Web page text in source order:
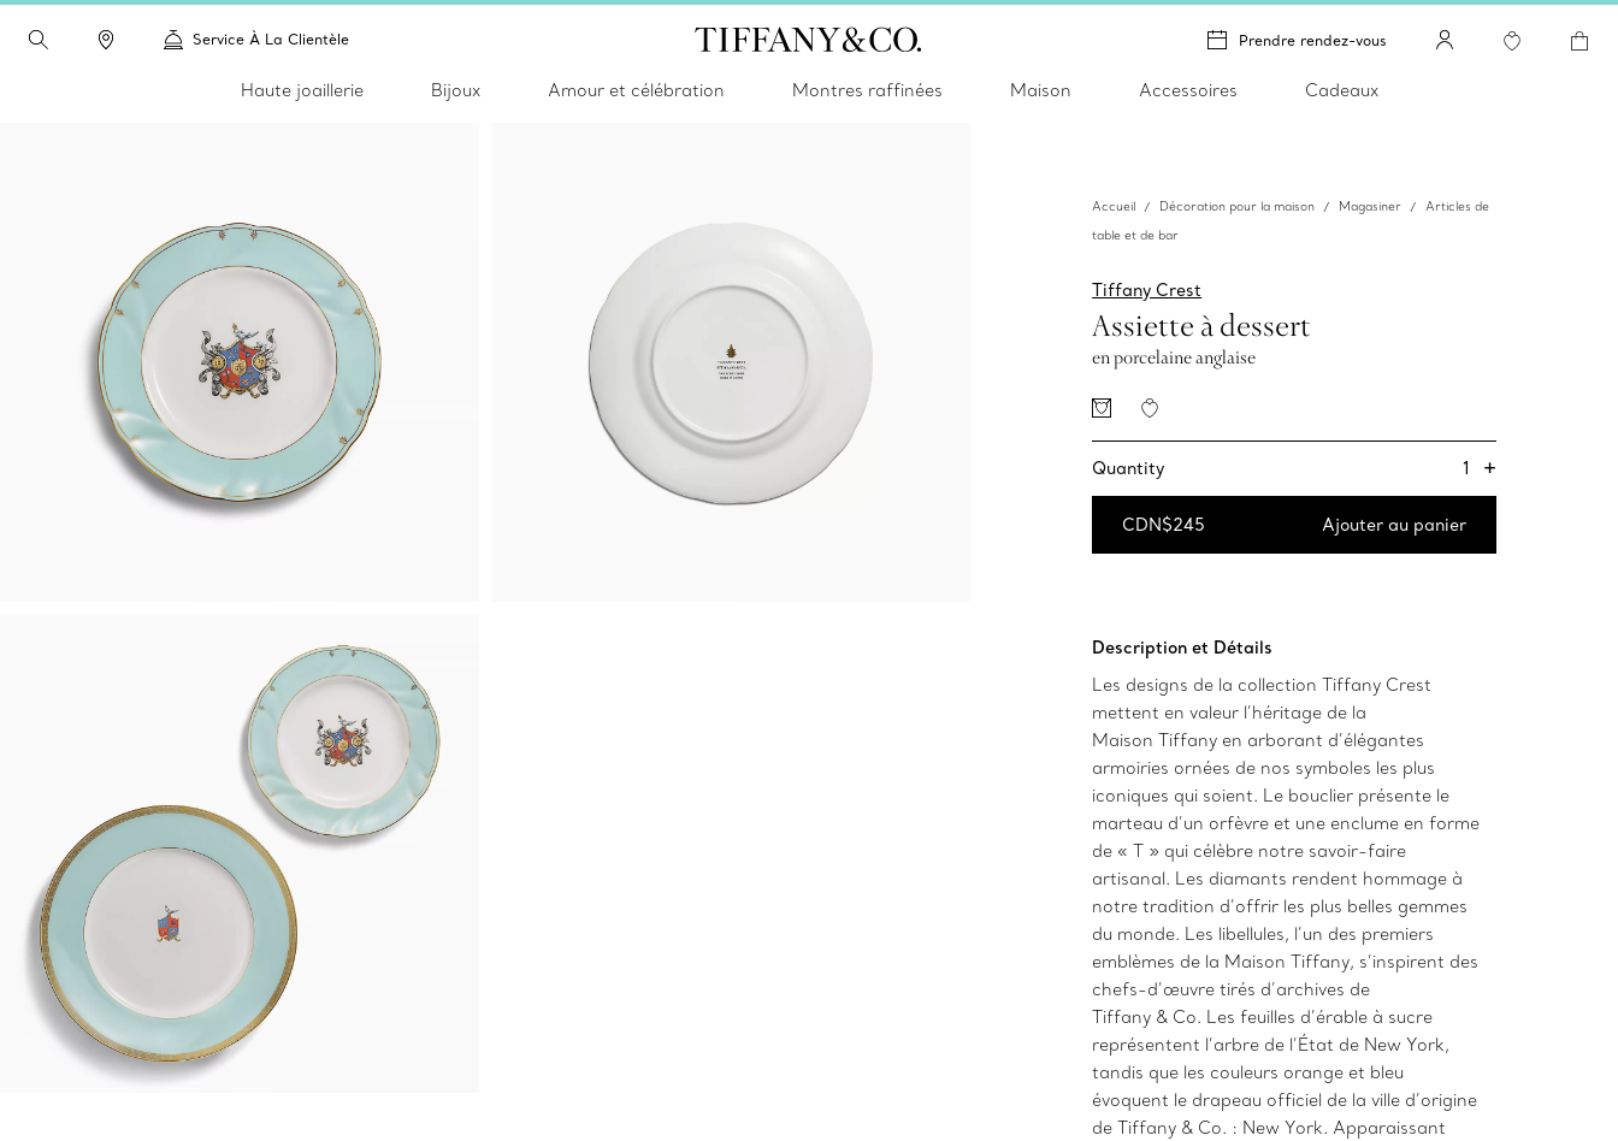
Service À La Clientèle Prendre rendez-vous
Haute joaillerie Bijoux Amour et célébration Montres raffinées Maison Accessoires Cadeaux
Accueil Décoration pour la maison Magasiner
Articles de
table et de bar
Tiffany Crest
Assiette à dessert
en porcelaine anglaise
Quantity 1 +
CDN$245 Ajouter au panier
Description et Détails
Les designs de la collection Tiffany Crest
mettent en valeur l’héritage de la
Maison Tiffany en arborant d’élégantes
armoiries ornées de nos symboles les plus
iconiques qui soient. Le bouclier présente le
marteau d’un orfèvre et une enclume en forme
de « T » qui célèbre notre savoir-faire
artisanal. Les diamants rendent hommage à
notre tradition d’offrir les plus belles gemmes
du monde. Les libellules, l’un des premiers
emblèmes de la Maison Tiffany, s’inspirent des
chefs-d’œuvre tirés d’archives de
Tiffany & Co. Les feuilles d’érable à sucre
représentent l’arbre de l’État de New York,
tandis que les couleurs orange et bleu
évoquent le drapeau officiel de la ville d’origine
de Tiffany & Co. : New York. Apparaissant